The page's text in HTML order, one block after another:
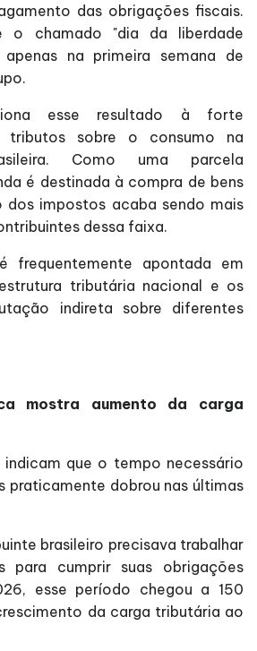
das obrigações fiscais.
o chamado "dia da liberdade
na primeira semana de
esse resultado à forte
tributos sobre o consumo na
Como uma parcela
é destinada à compra de bens
dos impostos acaba sendo mais
dessa faixa.
frequentemente apontada em
tributária nacional e os
indireta sobre diferentes
mostra aumento da carga
indicam que o tempo necessário
praticamente dobrou nas últimas
brasileiro precisava trabalhar
para cumprir suas obrigações
esse período chegou a 150
da carga tributária ao